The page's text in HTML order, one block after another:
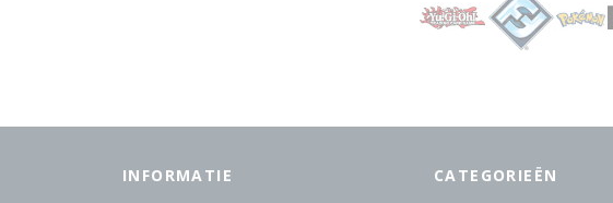
INFORMATIE CATEGORIEËN